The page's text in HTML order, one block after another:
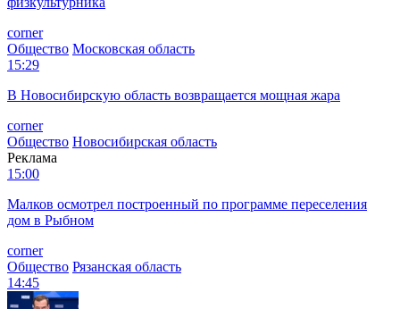
corner
Общество Московская область
15:29
В Новосибирскую область возвращается мощная жара
corner
Общество Новосибирская область
Реклама
15:00
Малков осмотрел построенный по программе переселения
дом в Рыбном
corner
Общество Рязанская область
14:45